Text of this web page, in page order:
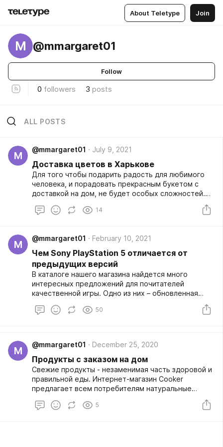
About Teletype Join
M @mmargaret01
Follow
0 followers 3 posts
ALL POSTS
M
@mmargaret01 July 9, 2021
Доставка цветов в Харькове
Для того чтобы подарить радость для любимого
человека, и порадовать прекрасным букетом с
доставкой на дом, не будет особых сложностей.
Не выходя из дома можно зайти на сайт, оформить
покупку и заказать такую услугу как доставка
композиций в разных цветовых решениях могут
порадовать любого покупателя, и на любой вкус.
14
M
@mmargaret01 February 10, 2021
Чем Sony PlayStation 5 отличается от
предыдущих версий
В каталоге нашего магазина найдется много
интересных предложений для почитателей
качественной игры. Одно из них – обновленная
предоставляемой известным производителем. Эта
игроков, и отличается следующими характерными
особенностями: • приятный дизайн в черно-белых
тонах, предусматривающий вертикальную
установку консоли; • наличие памяти формата
GDDR6 на 18 ГБ, обладающей способностью
пропускать 448 ГБ/сек; • новая система вибро
сопротивляемости; • возвратная сочетаемость с
50
M
@mmargaret01 December 25, 2020
Продукты с заказом на дом
Свежие продукты - незаменимая часть здоровой и
правильной еды. Интернет-магазин Cooker
предлагает всем потребителям натуральные
5